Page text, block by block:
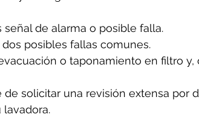
de alarma o posible falla.
posibles fallas comunes.
o taponamiento en filtro y,
solicitar una revisión extensa por